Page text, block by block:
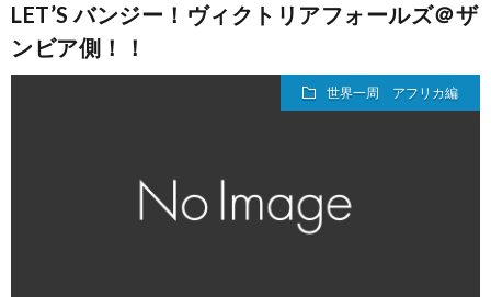
LET’S バンジー！ヴィクトリアフォールズ＠ザ
ンビア側！！
世界一周 アフリカ編